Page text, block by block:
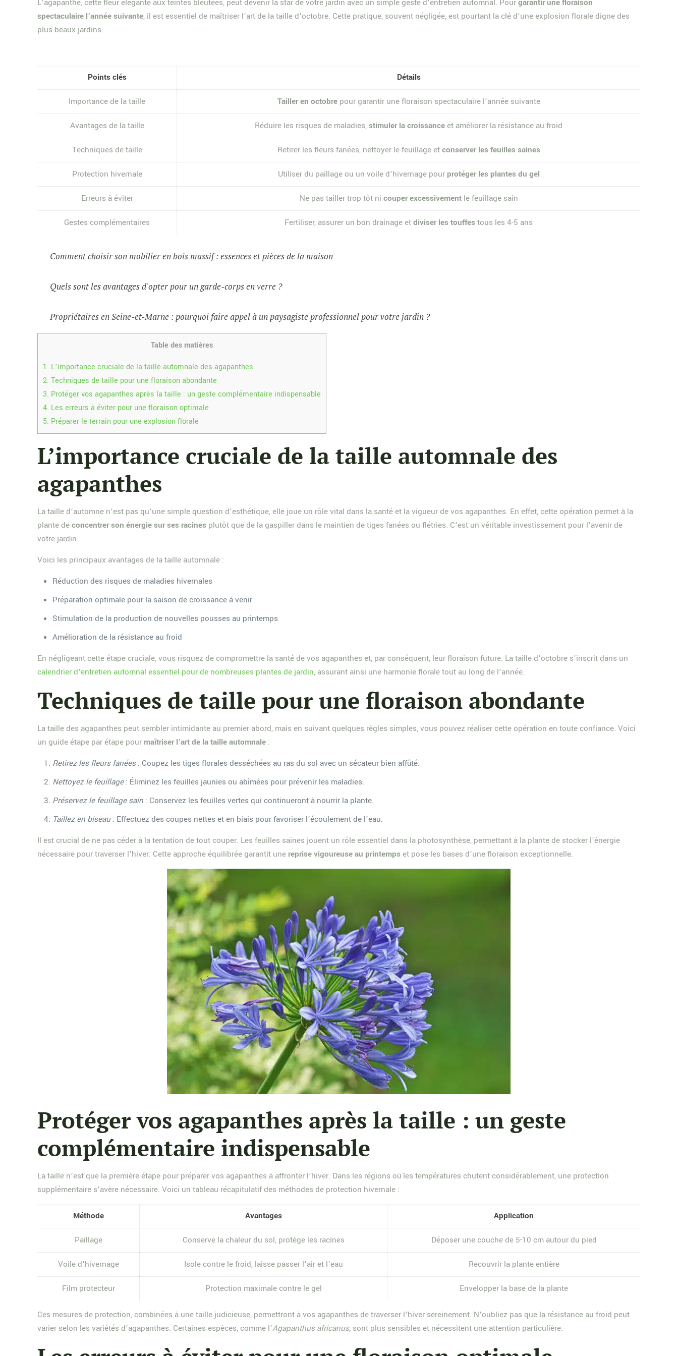
L’agapanthe, cette fleur élégante aux teintes bleutées, peut devenir la star de votre jardin avec un simple geste d’entretien automnal. Pourgarantir une floraison
spectaculaire l’année suivante, il est essentiel de maîtriser l’art de la taille d’octobre. Cette pratique, souvent négligée, est pourtant la clé d’une explosion florale digne des
plus beaux jardins.
Points clés Détails
Importance de la taille Tailler en octobrepour garantir une floraison spectaculaire l’année suivante
Avantages de la taille Réduire les risques de maladies,stimuler la croissanceet améliorer la résistance au froid
Techniques de taille Retirer les fleurs fanées, nettoyer le feuillage etconserver les feuilles saines
Protection hivernale Utiliser du paillage ou un voile d’hivernage pour protéger les plantes du gel
Erreurs à éviter Ne pas tailler trop tôt ni couper excessivementle feuillage sain
Gestes complémentaires Fertiliser, assurer un bon drainage etdiviser les touffestous les 4-5 ans
Comment choisir son mobilier en bois massif : essences et pièces de la maison
Quels sont les avantages d'opter pour un garde-corps en verre ?
Propriétaires en Seine-et-Marne : pourquoi faire appel à un paysagiste professionnel pour votre jardin ?
Table des matières
1. L’importance cruciale de la taille automnale des agapanthes
2. Techniques de taille pour une floraison abondante
3. Protéger vos agapanthes après la taille : un geste complémentaire indispensable
4. Les erreurs à éviter pour une floraison optimale
5. Préparer le terrain pour une explosion florale
L’importance cruciale de la taille automnale des
agapanthes
La taille d’automne n’est pas qu’une simple question d’esthétique, elle joue un rôle vital dans la santé et la vigueur de vos agapanthes. En effet, cette opération permet à la
plante deconcentrer son énergie sur ses racines plutôt que de la gaspiller dans le maintien de tiges fanées ou flétries. C’est un véritable investissement pour l’avenir de
votre jardin.
Voici les principaux avantages de la taille automnale :
Réduction des risques de maladies hivernales
Préparation optimale pour la saison de croissance à venir
Stimulation de la production de nouvelles pousses au printemps
Amélioration de la résistance au froid
En négligeant cette étape cruciale, vous risquez de compromettre la santé de vos agapanthes et, par conséquent, leur floraison future. La taille d’octobre s’inscrit dans un
calendrier d’entretien automnal essentiel pour de nombreuses plantes de jardin, assurant ainsi une harmonie florale tout au long de l’année.
Techniques de taille pour une floraison abondante
La taille des agapanthes peut sembler intimidante au premier abord, mais en suivant quelques règles simples, vous pouvez réaliser cette opération en toute confiance. Voici
un guide étape par étape pour maîtriser l’art de la taille automnale :
Retirez les fleurs fanées: Coupez les tiges florales desséchées au ras du sol avec un sécateur bien affûté.
Nettoyez le feuillage: Éliminez les feuilles jaunies ou abîmées pour prévenir les maladies.
Préservez le feuillage sain : Conservez les feuilles vertes qui continueront à nourrir la plante.
Taillez en biseau: Effectuez des coupes nettes et en biais pour favoriser l’écoulement de l’eau.
Il est crucial de ne pas céder à la tentation de tout couper. Les feuilles saines jouent un rôle essentiel dans la photosynthèse, permettant à la plante de stocker l’énergie
nécessaire pour traverser l’hiver. Cette approche équilibrée garantit une reprise vigoureuse au printempset pose les bases d’une floraison exceptionnelle.
Protéger vos agapanthes après la taille : un geste
complémentaire indispensable
La taille n’est que la première étape pour préparer vos agapanthes à affronter l’hiver. Dans les régions où les températures chutent considérablement, une protection
supplémentaire s’avère nécessaire. Voici un tableau récapitulatif des méthodes de protection hivernale :
Méthode Avantages Application
Paillage Conserve la chaleur du sol, protège les racines Déposer une couche de 5-10 cm autour du pied
Voile d’hivernage Isole contre le froid, laisse passer l’air et l’eau Recouvrir la plante entière
Film protecteur Protection maximale contre le gel Envelopper la base de la plante
Ces mesures de protection, combinées à une taille judicieuse, permettront à vos agapanthes de traverser l’hiver sereinement. N’oubliez pas que la résistance au froid peut
varier selon les variétés d’agapanthes. Certaines espèces, comme l’Agapanthus africanus, sont plus sensibles et nécessitent une attention particulière.